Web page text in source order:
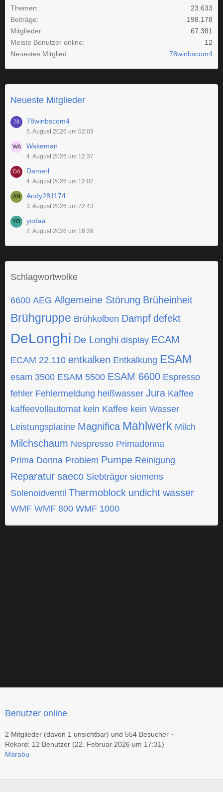
Themen
23.633
Beiträge
198.178
Mitglieder
67.381
Meiste Benutzer online
12
Neuestes Mitglied
78winbscom4
Neueste Mitglieder
78winbscom4
5. August 2026 um 02:03
Wakeman
4. August 2026 um 12:37
Damerl
4. August 2026 um 12:02
Andy281174
3. August 2026 um 22:43
yodaa
2. August 2026 um 18:29
Schlagwortwolke
6600 AEG Allgemeine Störung Brüheinheit
Brühgruppe Brühkolben Dampf defekt
DeLonghi De Longhi display ECAM
ECAM 22.110 entkalken Entkalkung ESAM
esam 3500 ESAM 5500 ESAM 6600 Espresso
fehler Fehlermeldung heißwasser Jura Kaffee
kaffeevollautomat kein Kaffee kein Wasser
Leistungsplatine Magnifica Mahlwerk Milch
Milchschaum Nespresso Primadonna
Prima Donna Problem Pumpe Reinigung
Reparatur saeco Siebträger siemens
Solenoidventil Thermoblock undicht wasser
WMF WMF 800 WMF 1000
Benutzer online
2 Mitglieder (davon 1 unsichtbar) und 554 Besucher
Rekord: 12 Benutzer (22. Februar 2026 um 17:31)
Marabu